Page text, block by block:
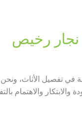
الأثاث، ونحن
والاهتمام